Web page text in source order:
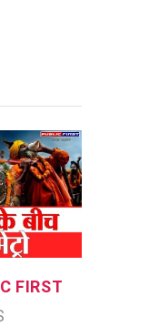
FIRST